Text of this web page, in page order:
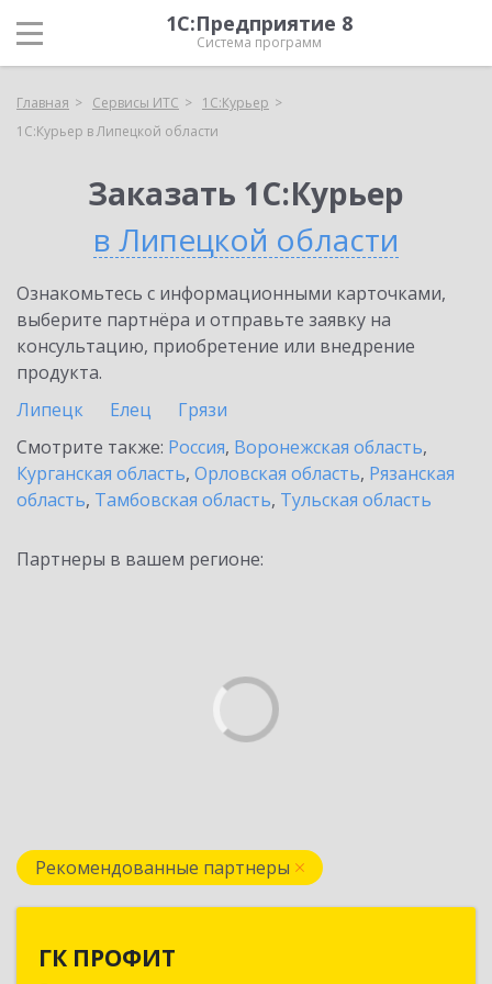
1С:Предприятие 8
Система программ
Главная Сервисы ИТС
1С:Курьер
1С:Курьер в Липецкой области
Заказать 1С:Курьер
в Липецкой области
Ознакомьтесь с информационными карточками,
выберите партнёра и отправьте заявку на
консультацию, приобретение или внедрение
продукта.
Липецк
Елец
Грязи
Смотрите также: Россия, Воронежская область,
Курганская область, Орловская область, Рязанская
область, Тамбовская область, Тульская область
Партнеры в вашем регионе:
Рекомендованные партнеры
ГК ПРОФИТ